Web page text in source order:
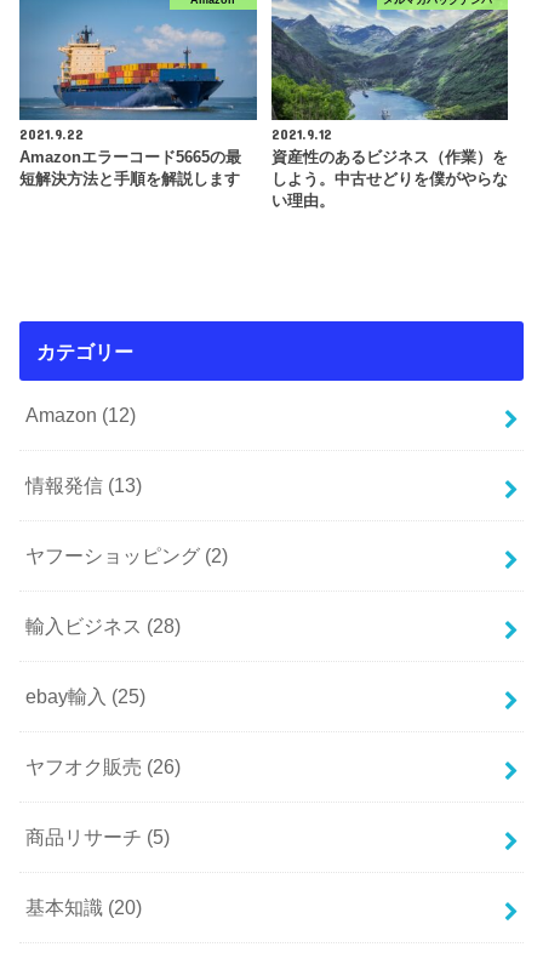
2021.9.22
Amazonエラーコード5665の最
短解決方法と手順を解説します
2021.9.12
資産性のあるビジネス（作業）を
しよう。中古せどりを僕がやらな
い理由。
カテゴリー
Amazon (12)
情報発信 (13)
ヤフーショッピング (2)
輸入ビジネス (28)
ebay輸入 (25)
ヤフオク販売 (26)
商品リサーチ (5)
基本知識 (20)